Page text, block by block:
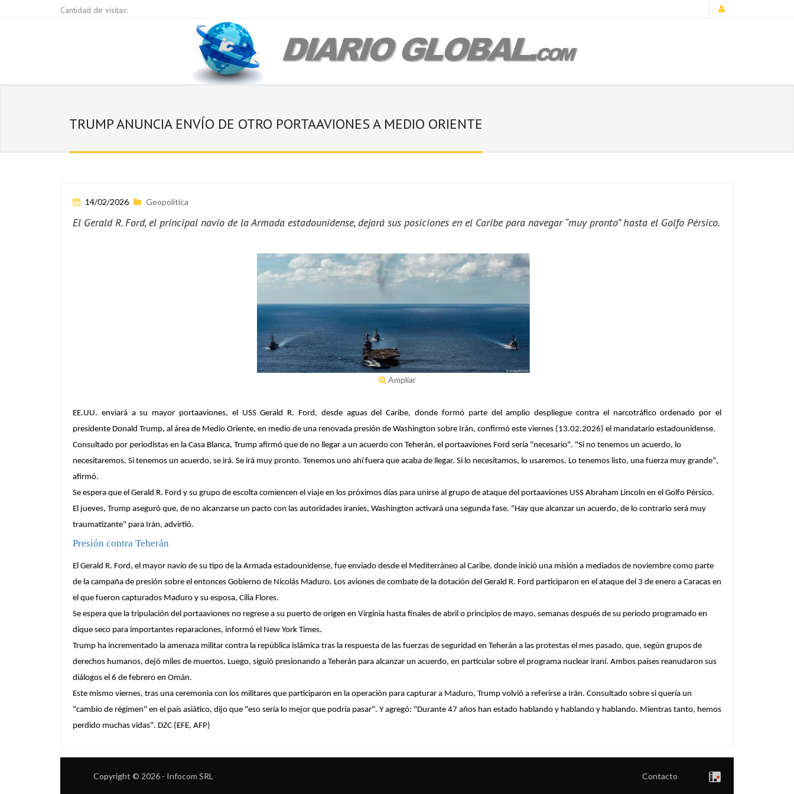
Cantidad de visitas:
TRUMP ANUNCIA ENVÍO DE OTRO PORTAAVIONES A MEDIO ORIENTE
14/02/2026 Geopolítica
El Gerald R. Ford, el principal navío de la Armada estadounidense, dejará sus posiciones en el Caribe para navegar “muy pronto” hasta el Golfo Pérsico.
Ampliar
EE.UU. enviará a su mayor portaaviones, el USS Gerald R. Ford, desde aguas del Caribe, donde formó parte del amplio despliegue contra el narcotráfico ordenado por el
presidente Donald Trump, al área de Medio Oriente, en medio de una renovada presión de Washington sobre Irán, confirmó este viernes (13.02.2026) el mandatario estadounidense.
Consultado por periodistas en la Casa Blanca, Trump afirmó que de no llegar a un acuerdo con Teherán, el portaaviones Ford sería "necesario". "Si no tenemos un acuerdo, lo
necesitaremos. Si tenemos un acuerdo, se irá. Se irá muy pronto. Tenemos uno ahí fuera que acaba de llegar. Si lo necesitamos, lo usaremos. Lo tenemos listo, una fuerza muy grande",
afirmó.
Se espera que el Gerald R. Ford y su grupo de escolta comiencen el viaje en los próximos días para unirse al grupo de ataque del portaaviones USS Abraham Lincoln en el Golfo Pérsico.
El jueves, Trump aseguró que, de no alcanzarse un pacto con las autoridades iraníes, Washington activará una segunda fase. "Hay que alcanzar un acuerdo, de lo contrario será muy
traumatizante" para Irán, advirtió.
Presión contra Teherán
El Gerald R. Ford, el mayor navío de su tipo de la Armada estadounidense, fue enviado desde el Mediterráneo al Caribe, donde inició una misión a mediados de noviembre como parte
de la campaña de presión sobre el entonces Gobierno de Nicolás Maduro. Los aviones de combate de la dotación del Gerald R. Ford participaron en el ataque del 3 de enero a Caracas en
el que fueron capturados Maduro y su esposa, Cilia Flores.
Se espera que la tripulación del portaaviones no regrese a su puerto de origen en Virginia hasta finales de abril o principios de mayo, semanas después de su periodo programado en
dique seco para importantes reparaciones, informó el New York Times.
Trump ha incrementado la amenaza militar contra la república islámica tras la respuesta de las fuerzas de seguridad en Teherán a las protestas el mes pasado, que, según grupos de
derechos humanos, dejó miles de muertos. Luego, siguió presionando a Teherán para alcanzar un acuerdo, en particular sobre el programa nuclear iraní. Ambos países reanudaron sus
diálogos el 6 de febrero en Omán.
Este mismo viernes, tras una ceremonia con los militares que participaron en la operación para capturar a Maduro, Trump volvió a referirse a Irán. Consultado sobre si quería un
"cambio de régimen" en el país asiático, dijo que "eso sería lo mejor que podría pasar". Y agregó: "Durante 47 años han estado hablando y hablando y hablando. Mientras tanto, hemos
perdido muchas vidas". DZC (EFE, AFP)
Copyright © 2026 - Infocom SRL Contacto